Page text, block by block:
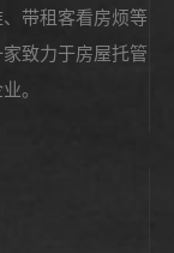
带租客看房烦等
致力于房屋托管
。